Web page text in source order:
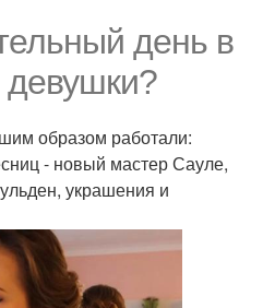
день в
образом работали:
- новый мастер Сауле,
украшения и